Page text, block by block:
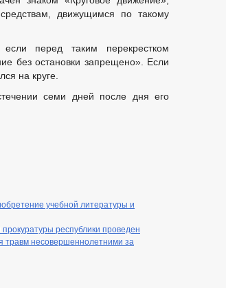
движущимся по такому
перед таким перекрестком
без остановки запрещено». Если
на круге.
семи дней после дня его
учебной литературы и
республики проведен
травм несовершеннолетними за